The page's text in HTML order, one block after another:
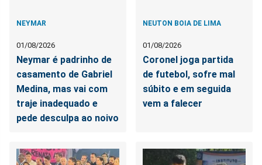
NEYMAR
01/08/2026
Neymar é padrinho de
casamento de Gabriel
Medina, mas vai com
traje inadequado e
pede desculpa ao noivo
NEUTON BOIA DE LIMA
01/08/2026
Coronel joga partida
de futebol, sofre mal
súbito e em seguida
vem a falecer